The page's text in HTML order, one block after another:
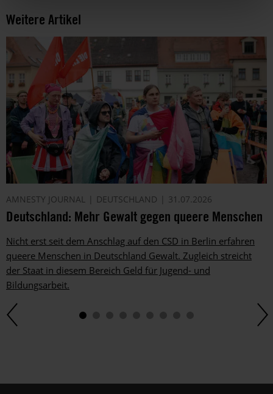
Weitere Artikel
AMNESTY JOURNAL DEUTSCHLAND 31.07.2026
Deutschland: Mehr Gewalt gegen queere Menschen
Nicht erst seit dem Anschlag auf den CSD in Berlin erfahren
queere Menschen in Deutschland Gewalt. Zugleich streicht
der Staat in diesem Bereich Geld für Jugend- und
Bildungsarbeit.